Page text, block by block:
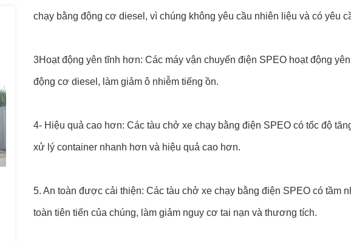
chạy bằng động cơ diesel, vì chúng không yêu cầu nhiên liệu và có yêu
3Hoạt động yên tĩnh hơn: Các máy vận chuyển điện SPEO hoạt động
động cơ diesel, làm giảm ô nhiễm tiếng ồn.
4- Hiệu quả cao hơn: Các tàu chở xe chạy bằng điện SPEO có tốc độ
xử lý container nhanh hơn và hiệu quả cao hơn.
5. An toàn được cải thiện: Các tàu chở xe chạy bằng điện SPEO có tầm
toàn tiên tiến của chúng, làm giảm nguy cơ tai nạn và thương tích.